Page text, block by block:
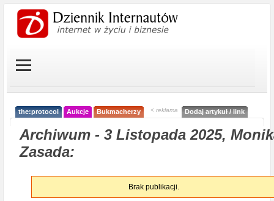
the:protocol Aukcje Bukmacherzy < reklama Dodaj artykuł / link
Archiwum - 3 Listopada 2025,
Zasada:
Brak publikacji.